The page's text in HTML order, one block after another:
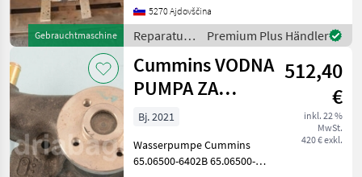
Gebrauchtmaschine
5270 Ajdovščina
Reparatur
und
Ersatzteile
/
Mitsubishi
Premium Plus Händler
Cummins VODNA
PUMPA ZA
DOOSAN Doosan
512,40
€
inkl. 22 %
MwSt.
420 € exkl.
Bj. 2021
Wasserpumpe Cummins
65.06500-6402B 65.06500-